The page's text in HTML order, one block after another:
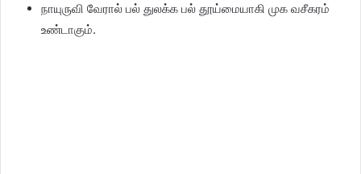
நாயுருவி வேரால் பல் துலக்க பல் தூய்மையாகி முக வசீகரம்
உண்டாகும்.